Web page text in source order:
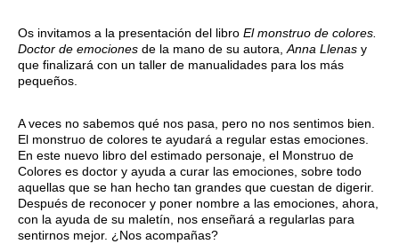
Os invitamos a la presentación del libro El monstruo de colores.
Doctor de emociones de la mano de su autora,Anna Llenas y
que finalizará con un taller de manualidades para los más
pequeños.
A veces no sabemos qué nos pasa, pero no nos sentimos bien.
El monstruo de colores te ayudará a regular estas emociones.
En este nuevo libro del estimado personaje, el Monstruo de
Colores es doctor y ayuda a curar las emociones, sobre todo
aquellas que se han hecho tan grandes que cuestan de digerir.
Después de reconocer y poner nombre a las emociones, ahora,
con la ayuda de su maletín, nos enseñará a regularlas para
sentirnos mejor. ¿Nos acompañas?